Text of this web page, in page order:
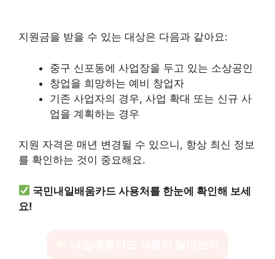
지원금을 받을 수 있는 대상은 다음과 같아요:
중구 신포동에 사업장을 두고 있는 소상공인
창업을 희망하는 예비 창업자
기존 사업자의 경우, 사업 확대 또는 신규 사
업을 계획하는 경우
지원 자격은 매년 변경될 수 있으니, 항상 최신 정보
를 확인하는 것이 중요해요.
국민내일배움카드 사용처를 한눈에 확인해 보세
요!